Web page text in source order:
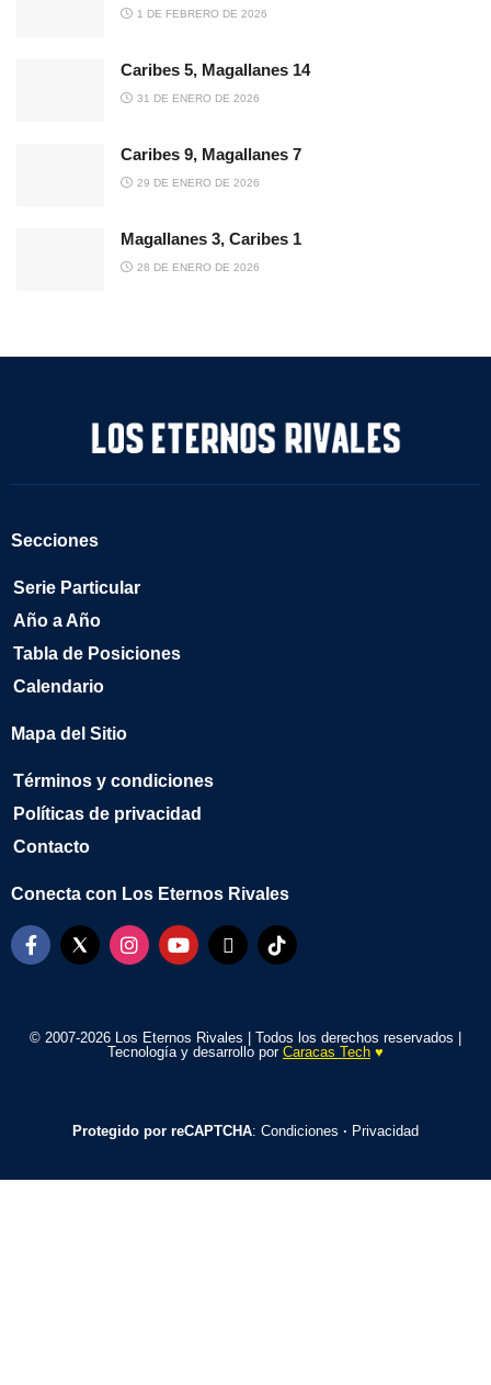
1 DE FEBRERO DE 2026
Caribes 5, Magallanes 14
31 DE ENERO DE 2026
Caribes 9, Magallanes 7
29 DE ENERO DE 2026
Magallanes 3, Caribes 1
28 DE ENERO DE 2026
Secciones
Serie Particular
Año a Año
Tabla de Posiciones
Calendario
Mapa del Sitio
Términos y condiciones
Políticas de privacidad
Contacto
Conecta con Los Eternos Rivales
© 2007-2026 Los Eternos Rivales | Todos los derechos reservados |
Tecnología y desarrollo por Caracas Tech ♥️
Protegido por reCAPTCHA: Condiciones · Privacidad